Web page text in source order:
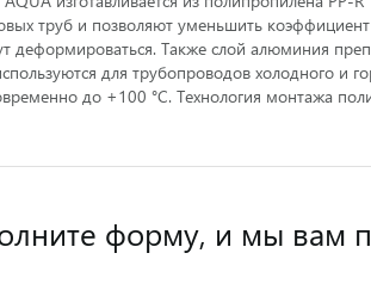
труб и позволяют уменьшить
деформироваться. Также слой алюминия
для трубопроводов холодного и
до +100 °С. Технология монтажа
форму, и мы вам